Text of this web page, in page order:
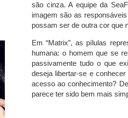
são cinza. A equipe da
imagem são as
possam ser de outra cor que
Em “Matrix”, as pílulas
humana: o homem que se
passivamente tudo o que
deseja libertar-se e
acesso ao conhecimento?
parece ter sido bem mais